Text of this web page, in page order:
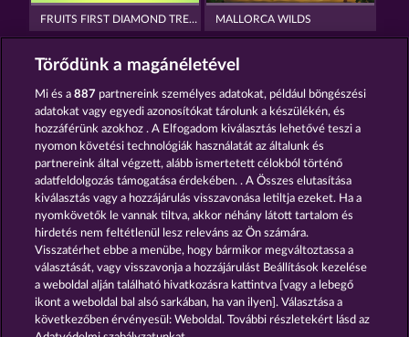
FRUITS FIRST DIAMOND TREASURES MALLORCA WILDS
BACK TO THE FRUITS ROAR FANCY FRUITS ROAR
Részvételi feltételek
Adatkezelési tájékoztató Impresszum
A cég GYIK Szójegyzék
Törődünk a magánéletével
Mi és a887 partnereink személyes adatokat, például böngészési
adatokat vagy egyedi azonosítókat tárolunk a készülékén, és
hozzáférünk azokhoz . A Elfogadom kiválasztás lehetővé teszi a
nyomon követési technológiák használatát az általunk és
partnereink által végzett, alább ismertetett célokból történő
adatfeldolgozás támogatása érdekében. . A Összes elutasítása
kiválasztás vagy a hozzájárulás visszavonása letiltja ezeket. Ha a
nyomkövetők le vannak tiltva, akkor néhány látott tartalom és
hirdetés nem feltétlenül lesz releváns az Ön számára.
Visszatérhet ebbe a menübe, hogy bármikor megváltoztassa a
választását, vagy visszavonja a hozzájárulást Beállítások kezelése
a weboldal alján található hivatkozásra kattintva [vagy a lebegő
ikont a weboldal bal alsó sarkában, ha van ilyen]. Választása a
következőben érvényesül: Weboldal. További részletekért lásd az